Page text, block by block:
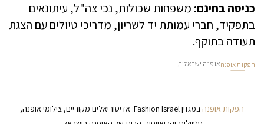
כניסה בחינם: משפחות שכולות, נכי צה"ל, עיתונאים
בתפקיד, חברי עמותת יד לשריון, מדריכי טיולים עם הצגת
תעודה בתוקף.
הפקות אופנהאופנה ישראלית
הפקות אופנה
במגזין Fashion Israel: אדיטוריאלים מקוריים, צילומי אופנה,